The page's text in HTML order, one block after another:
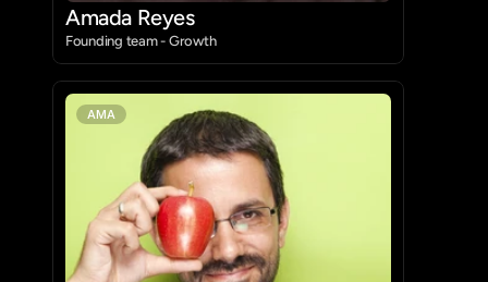
Amada Reyes
Founding team - Growth
AMA